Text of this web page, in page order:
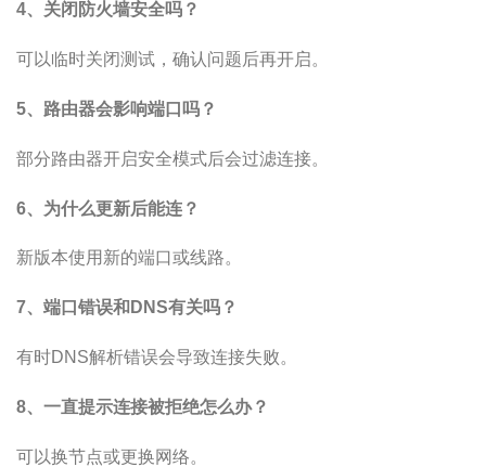
4、关闭防火墙安全吗？
可以临时关闭测试，确认问题后再开启。
5、路由器会影响端口吗？
部分路由器开启安全模式后会过滤连接。
6、为什么更新后能连？
新版本使用新的端口或线路。
7、端口错误和DNS有关吗？
有时DNS解析错误会导致连接失败。
8、一直提示连接被拒绝怎么办？
可以换节点或更换网络。